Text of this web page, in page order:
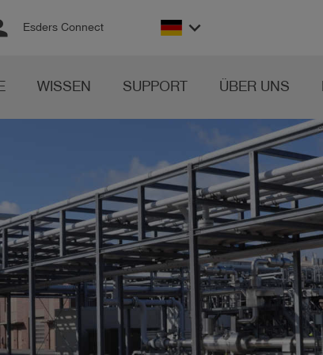
Esders Connect keyboard_arrow_down
WISSEN SUPPORT ÜBER UNS